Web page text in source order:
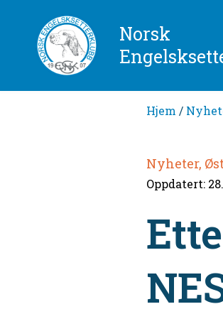
Norsk
Hjem /
Nyheter,
Oppdatert: